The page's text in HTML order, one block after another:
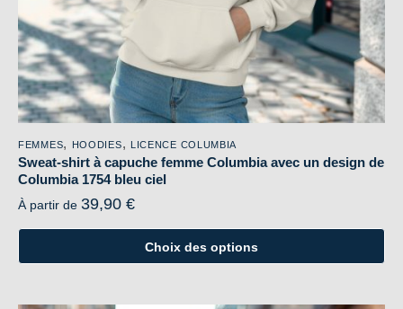
produit
FEMMES, HOODIES, LICENCE COLUMBIA
Sweat-shirt à capuche femme Columbia avec un design de
Columbia 1754 bleu ciel
À partir de 39,90 €
Choix des options